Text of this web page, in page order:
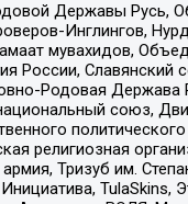
Державы Русь,
Инглингов,
мувахидов,
России,
Родовая Держава
союз,
религиозная
Тризуб им.
TulaSkins,